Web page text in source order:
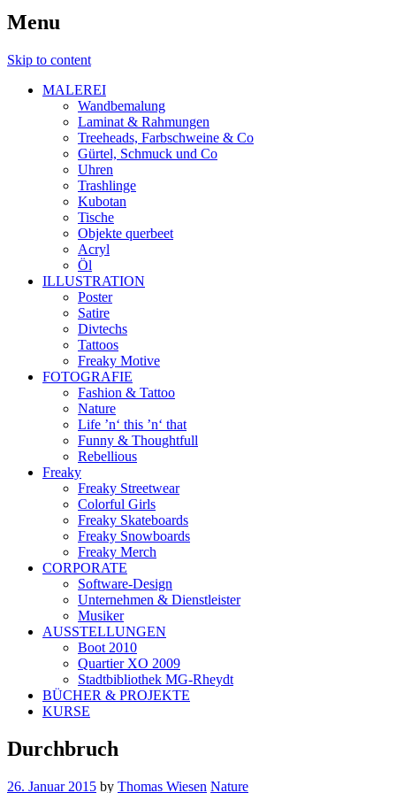
Menu
Skip to content
MALEREI
Wandbemalung
Laminat & Rahmungen
Treeheads, Farbschweine & Co
Gürtel, Schmuck und Co
Uhren
Trashlinge
Kubotan
Tische
Objekte querbeet
Acryl
Öl
ILLUSTRATION
Poster
Satire
Divtechs
Tattoos
Freaky Motive
FOTOGRAFIE
Fashion & Tattoo
Nature
Life ’n‘ this ’n‘ that
Funny & Thoughtfull
Rebellious
Freaky
Freaky Streetwear
Colorful Girls
Freaky Skateboards
Freaky Snowboards
Freaky Merch
CORPORATE
Software-Design
Unternehmen & Dienstleister
Musiker
AUSSTELLUNGEN
Boot 2010
Quartier XO 2009
Stadtbibliothek MG-Rheydt
BÜCHER & PROJEKTE
KURSE
Durchbruch
26. Januar 2015 by Thomas Wiesen Nature